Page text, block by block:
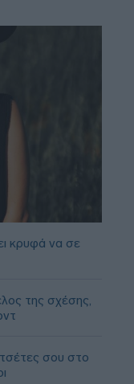
κρυφά να σε
της σχέσης,
σου στο